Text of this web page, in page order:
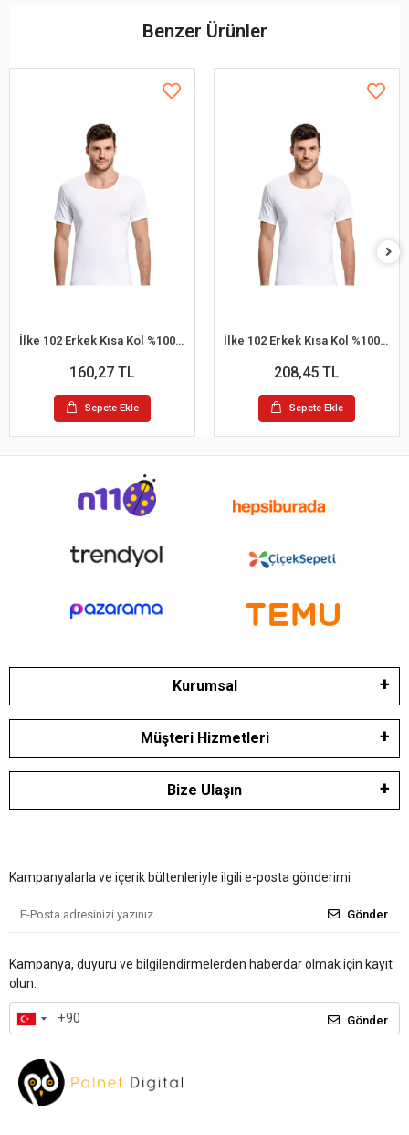
Benzer Ürünler
İlke 102 Erkek Kısa Kol %100 Pamuk Atlet
160,27 TL
Sepete Ekle
İlke 102 Erkek Kısa Kol %100 Pamuk Atlet XL
208,45 TL
Sepete Ekle
Kurumsal
Müşteri Hizmetleri
Bize Ulaşın
Kampanyalarla ve içerik bültenleriyle ilgili e-posta gönderimi
Gönder
Kampanya, duyuru ve bilgilendirmelerden haberdar olmak için kayıt
olun.
Gönder